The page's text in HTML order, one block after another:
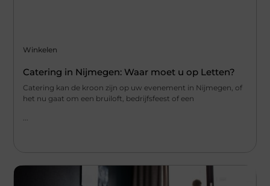
Winkelen
Catering in Nijmegen: Waar moet u op Letten?
Catering kan de kroon zijn op uw evenement in Nijmegen, of
het nu gaat om een bruiloft, bedrijfsfeest of een
...